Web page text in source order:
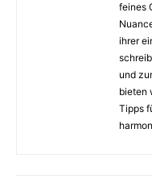
feines
ihrer
und
bieten
Tipps